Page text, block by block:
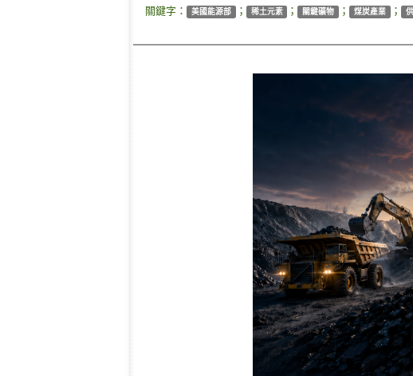
關鍵字： 美國能源部 ； 稀土元素 ； 關鍵礦物 ； 煤炭產業 ；